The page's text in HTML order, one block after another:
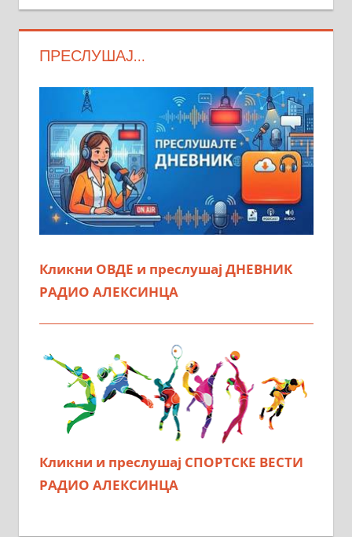
ПРЕСЛУШАЈ…
Кликни ОВДЕ и преслушај ДНЕВНИК
РАДИО АЛЕКСИНЦА
Кликни и преслушај СПОРТСКЕ ВЕСТИ
РАДИО АЛЕКСИНЦА